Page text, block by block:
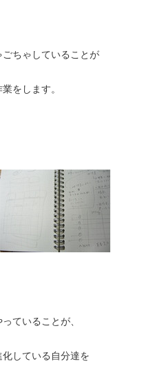
ちゃしていることが
をします。
ていることが、
している自分達を